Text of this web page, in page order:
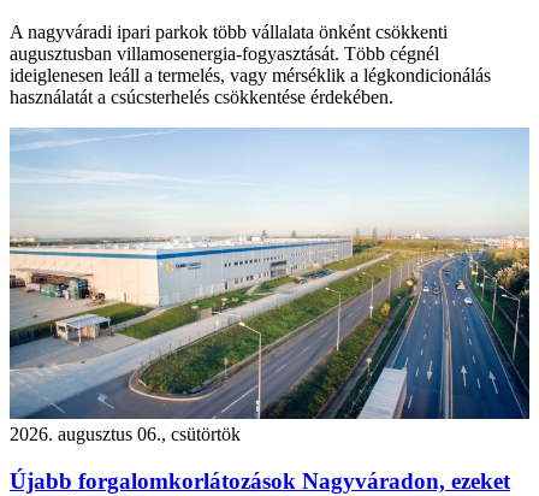
A nagyváradi ipari parkok több vállalata önként csökkenti
augusztusban villamosenergia-fogyasztását. Több cégnél
ideiglenesen leáll a termelés, vagy mérséklik a légkondicionálás
használatát a csúcsterhelés csökkentése érdekében.
2026. augusztus 06., csütörtök
Újabb forgalomkorlátozások Nagyváradon, ezeket